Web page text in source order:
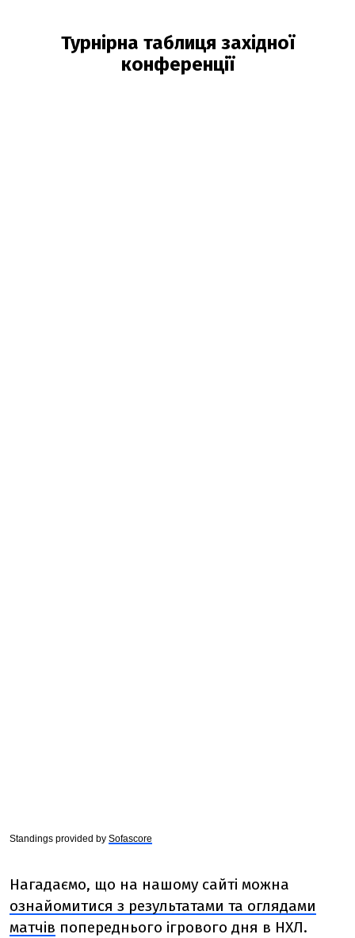
Турнірна таблиця західної
конференції
Standings provided by Sofascore
Нагадаємо, що на нашому сайті можна
ознайомитися з результатами та оглядами
матчів попереднього ігрового дня в НХЛ.